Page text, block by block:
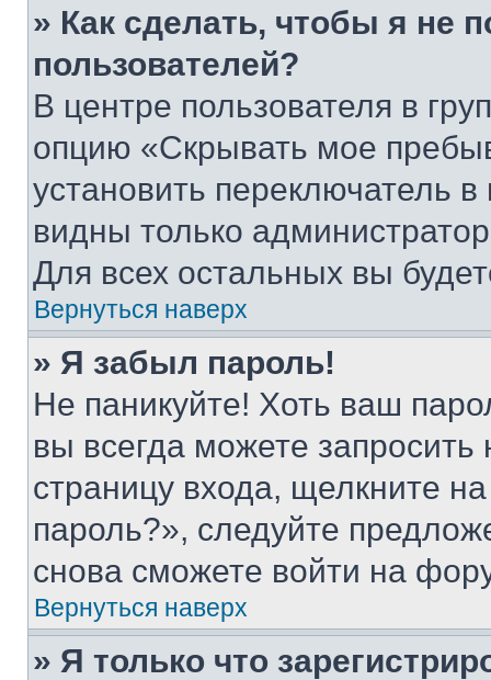
» Как сделать, чтобы я не
пользователей?
В центре пользователя в
опцию «Скрывать мое
установить переключатель
видны только
Для всех остальных вы
Вернуться наверх
» Я забыл пароль!
Не паникуйте! Хоть ваш
вы всегда можете
страницу входа, щелкните
пароль?», следуйте
снова сможете войти на
Вернуться наверх
» Я только что